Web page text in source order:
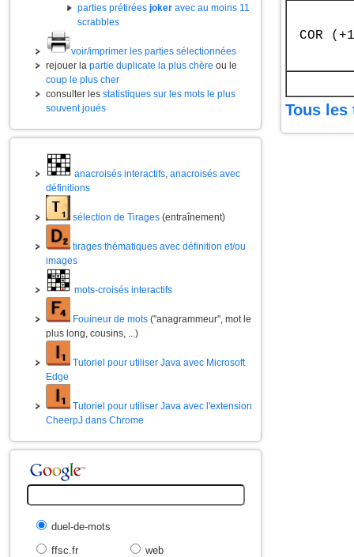
parties prétirées joker avec au moins 11
scrabbles
voir/imprimer les parties sélectionnées
rejouer la partie duplicate la plus chère ou le
coup le plus cher
consulter les statistiques sur les mots le plus
souvent joués
anacroisés interactifs, anacroisés avec
définitions
sélection de Tirages (entraînement)
tirages thématiques avec définition et/ou
images
mots-croisés interactifs
Fouineur de mots ("anagrammeur", mot le
plus long, cousins, ...)
Tutoriel pour utiliser Java avec Microsoft
Edge
Tutoriel pour utiliser Java avec l'extension
CheerpJ dans Chrome
duel-de-mots
ffsc.fr
web
COR
Tous les